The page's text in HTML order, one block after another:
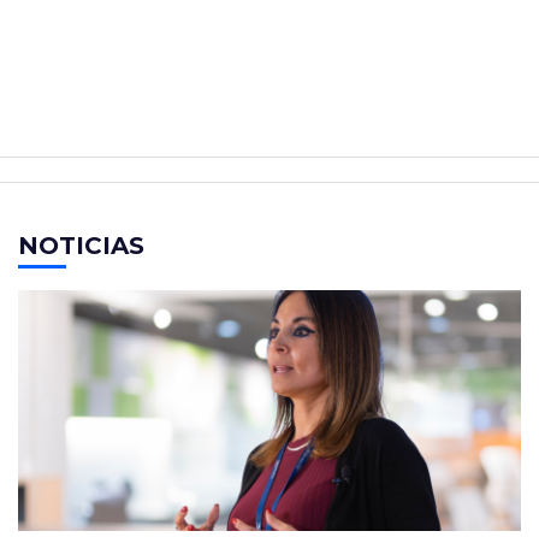
NOTICIAS